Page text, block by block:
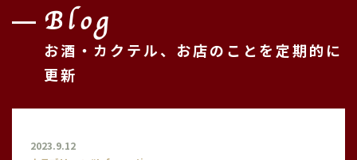
Blog
お酒・カクテル、お店のことを定期的に
更新
2023.9.12